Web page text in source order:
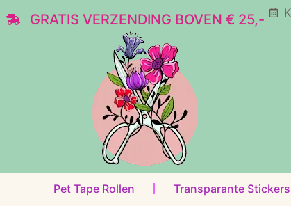
GRATIS VERZENDING BOVEN € 25,-
Pet Tape Rollen Transparante Stickers